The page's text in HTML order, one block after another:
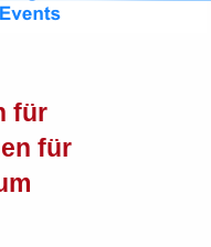
für
für